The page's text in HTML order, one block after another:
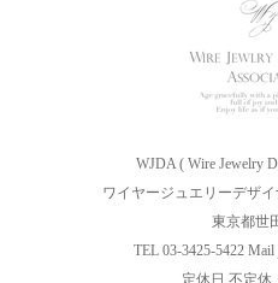
WJDA ( Wire Jewelry
ワイヤージュエリーデザ
東京都世
TEL 03-3425-5422